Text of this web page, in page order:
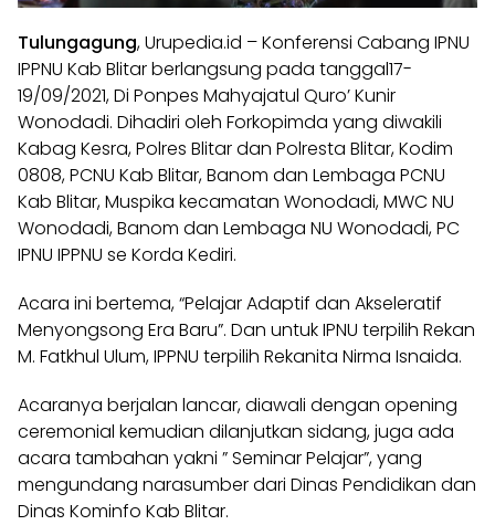
Tulungagung, Urupedia.id – Konferensi Cabang IPNU
IPPNU Kab Blitar berlangsung pada tanggal17-
19/09/2021, Di Ponpes Mahyajatul Quro’ Kunir
Wonodadi. Dihadiri oleh Forkopimda yang diwakili
Kabag Kesra, Polres Blitar dan Polresta Blitar, Kodim
0808, PCNU Kab Blitar, Banom dan Lembaga PCNU
Kab Blitar, Muspika kecamatan Wonodadi, MWC NU
Wonodadi, Banom dan Lembaga NU Wonodadi, PC
IPNU IPPNU se Korda Kediri.
Acara ini bertema, “Pelajar Adaptif dan Akseleratif
Menyongsong Era Baru”. Dan untuk IPNU terpilih Rekan
M. Fatkhul Ulum, IPPNU terpilih Rekanita Nirma Isnaida.
Acaranya berjalan lancar, diawali dengan opening
ceremonial kemudian dilanjutkan sidang, juga ada
acara tambahan yakni ” Seminar Pelajar”, yang
mengundang narasumber dari Dinas Pendidikan dan
Dinas Kominfo Kab Blitar.